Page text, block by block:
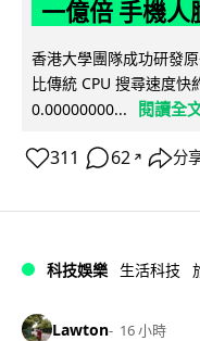
一億倍 手機人
香港大學團隊成功研發
比傳統 CPU 搜尋速度
0.00000000...
閱讀全
311 62 ↗ 分
科技娛樂 生活科技
Lawton 16 小時